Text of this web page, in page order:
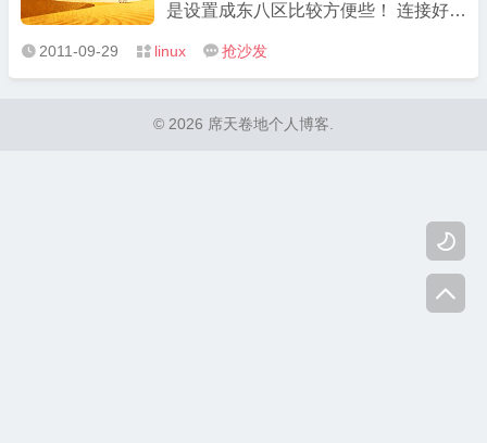


是设置成东八区比较方便些！ 连接好服
务器，然后执行 tzselect 这里我们选择
数字5 即亚洲 这里当然是选择China 然
 2011-09-29  linux  抢沙发
© 2026 席天卷地个人博客.